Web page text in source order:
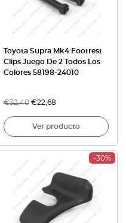
Toyota Supra Mk4 Footrest
Clips Juego De 2 Todos Los
Colores 58198-24010
€32,40 €22,68
Ver producto
-30%